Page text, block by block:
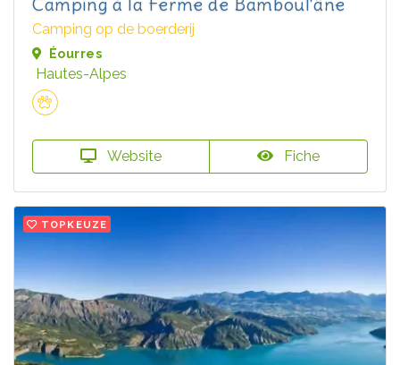
Camping op de boerderij
Éourres
Hautes-Alpes
Website Fiche
TOPKEUZE